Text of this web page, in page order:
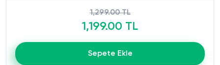
1,299.00 TL
1,199.00 TL
Sepete Ekle